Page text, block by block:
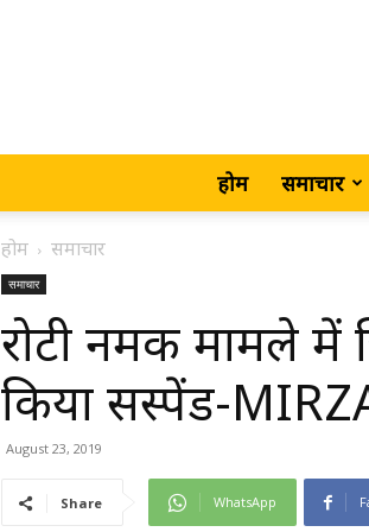
होम समाचार
होम समाचार
समाचार
रोटी नमक मामले में
किया सस्पेंड-
August 23, 2019
Share WhatsApp